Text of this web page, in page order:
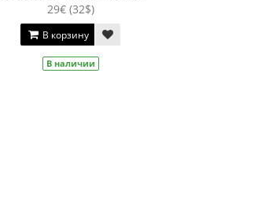
29€ (32$)
В корзину
В наличии